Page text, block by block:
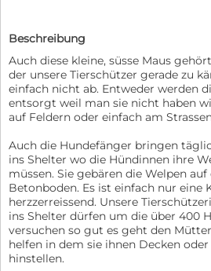
Beschreibung
Auch diese kleine, süsse Maus
der unsere Tierschützer gerade zu
einfach nicht ab. Entweder werden
entsorgt weil man sie nicht haben
auf Feldern oder einfach am
Auch die Hundefänger bringen
ins Shelter wo die Hündinnen ihre
müssen. Sie gebären die Welpen
Betonboden. Es ist einfach nur eine
herzzerreissend. Unsere
ins Shelter dürfen um die über 400
versuchen so gut es geht den
helfen in dem sie ihnen Decken
hinstellen.